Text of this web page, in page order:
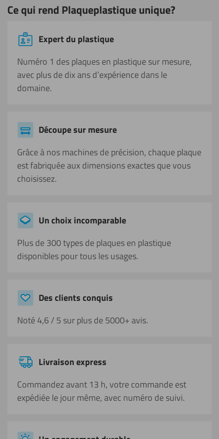
Ce qui rend Plaqueplastique unique?
Expert du plastique
Numéro 1 des plaques en plastique sur mesure,
avec plus de dix ans d’expérience dans le
domaine.
Découpe sur mesure
Grâce à nos machines de précision, chaque plaque
est fabriquée aux dimensions exactes que vous
choisissez.
Un choix incomparable
Plus de 300 types de plaques en plastique
disponibles pour tous les usages.
Des clients conquis
Noté 4,6 / 5 sur plus de 5000+ avis.
Livraison express
Commandez avant 13 h, votre commande est
expédiée le jour même, avec numéro de suivi.